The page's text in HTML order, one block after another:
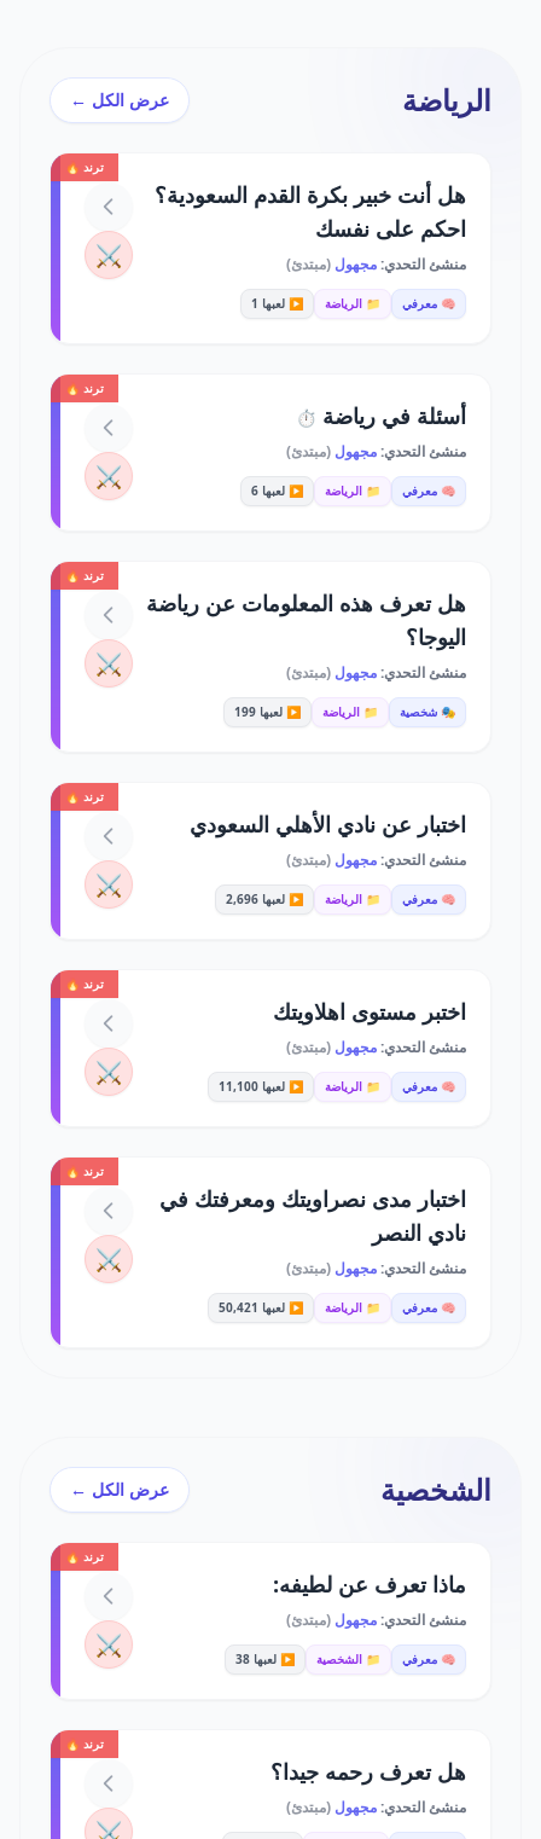
الرياضة عرض الكل ←
ترند 🔥
هل أنت خبير بكرة القدم السعودية؟
احكم على نفسك
منشئ التحدي:مجهول (مبتدئ)
🧠 معرفي 📁 الرياضة ▶️ لعبها 1
⚔️
ترند 🔥
أسئلة في رياضة ⏱️
منشئ التحدي:مجهول (مبتدئ)
🧠 معرفي 📁 الرياضة ▶️ لعبها 6 ⚔️
ترند 🔥
هل تعرف هذه المعلومات عن رياضة
اليوجا؟
منشئ التحدي:مجهول (مبتدئ)
🎭 شخصية 📁 الرياضة ▶️ لعبها 199
⚔️
ترند 🔥
اختبار عن نادي الأهلي السعودي
منشئ التحدي:مجهول (مبتدئ)
🧠 معرفي 📁 الرياضة ▶️ لعبها 2,696 ⚔️
ترند 🔥
اختبر مستوى اهلاويتك
منشئ التحدي:مجهول (مبتدئ)
🧠 معرفي 📁 الرياضة ▶️ لعبها 11,100 ⚔️
ترند 🔥
اختبار مدى نصراويتك ومعرفتك في
نادي النصر
منشئ التحدي:مجهول (مبتدئ)
🧠 معرفي 📁 الرياضة ▶️ لعبها 50,421
⚔️
الشخصية عرض الكل ←
ترند 🔥
ماذا تعرف عن لطيفه:
منشئ التحدي:مجهول (مبتدئ)
🧠 معرفي 📁 الشخصية ▶️ لعبها 38 ⚔️
ترند 🔥
هل تعرف رحمه جيدا؟
منشئ التحدي:مجهول (مبتدئ)
⚔️